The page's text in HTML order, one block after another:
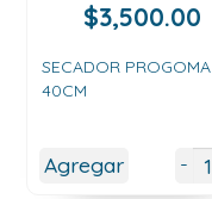
$3,500.00
SECADOR PROGOMA
40CM
Agregar -